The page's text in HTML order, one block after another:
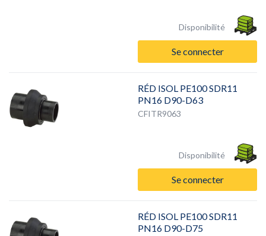
Disponibilité
Se connecter
RÉD ISOL PE100 SDR11
PN16 D90-D63
CFITR9063
Disponibilité
Se connecter
RÉD ISOL PE100 SDR11
PN16 D90-D75